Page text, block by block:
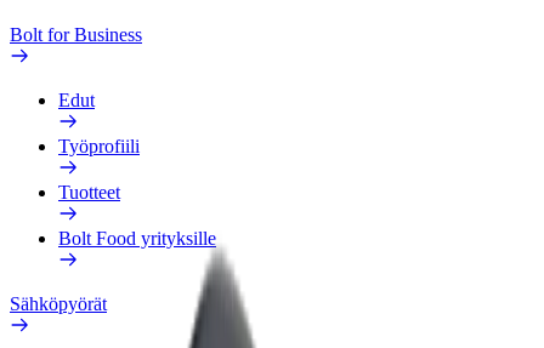
Bolt for Business
Edut
Työprofiili
Tuotteet
Bolt Food yrityksille
Sähköpyörät